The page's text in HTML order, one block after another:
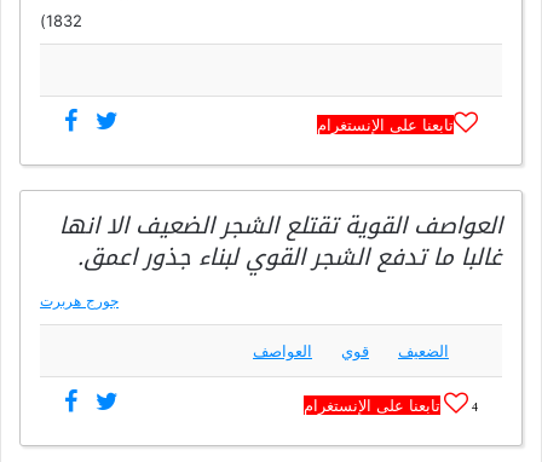
1832)
تابعنا على الإنستغرام
العواصف القوية تقتلع الشجر الضعيف الا انها
غالبا ما تدفع الشجر القوي لبناء جذور اعمق.
جورج هربرت
الضعيف قوي العواصف
4 تابعنا على الإنستغرام